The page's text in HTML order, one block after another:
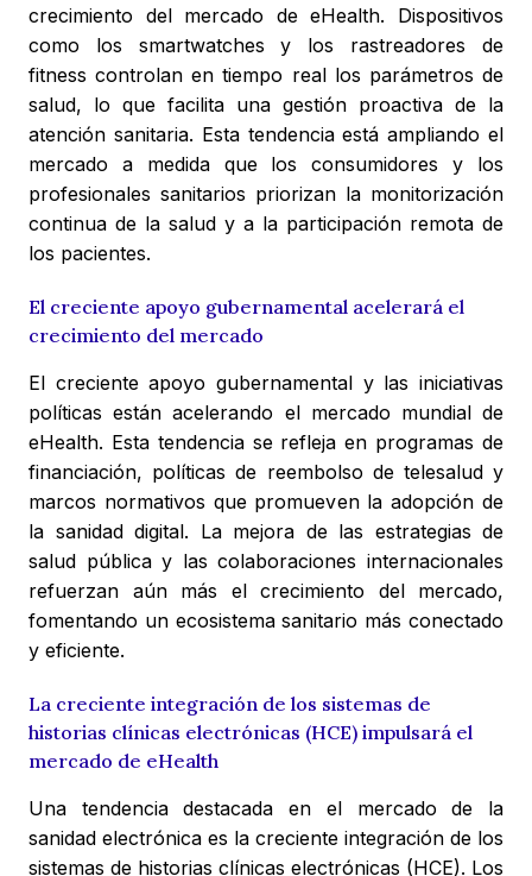
crecimiento del mercado de eHealth. Dispositivos
como los smartwatches y los rastreadores de
fitness controlan en tiempo real los parámetros de
salud, lo que facilita una gestión proactiva de la
atención sanitaria. Esta tendencia está ampliando el
mercado a medida que los consumidores y los
profesionales sanitarios priorizan la monitorización
continua de la salud y a la participación remota de
los pacientes.
El creciente apoyo gubernamental acelerará el
crecimiento del mercado
El creciente apoyo gubernamental y las iniciativas
políticas están acelerando el mercado mundial de
eHealth. Esta tendencia se refleja en programas de
financiación, políticas de reembolso de telesalud y
marcos normativos que promueven la adopción de
la sanidad digital. La mejora de las estrategias de
salud pública y las colaboraciones internacionales
refuerzan aún más el crecimiento del mercado,
fomentando un ecosistema sanitario más conectado
y eficiente.
La creciente integración de los sistemas de
historias clínicas electrónicas (HCE) impulsará el
mercado de eHealth
Una tendencia destacada en el mercado de la
sanidad electrónica es la creciente integración de los
sistemas de historias clínicas electrónicas (HCE). Los